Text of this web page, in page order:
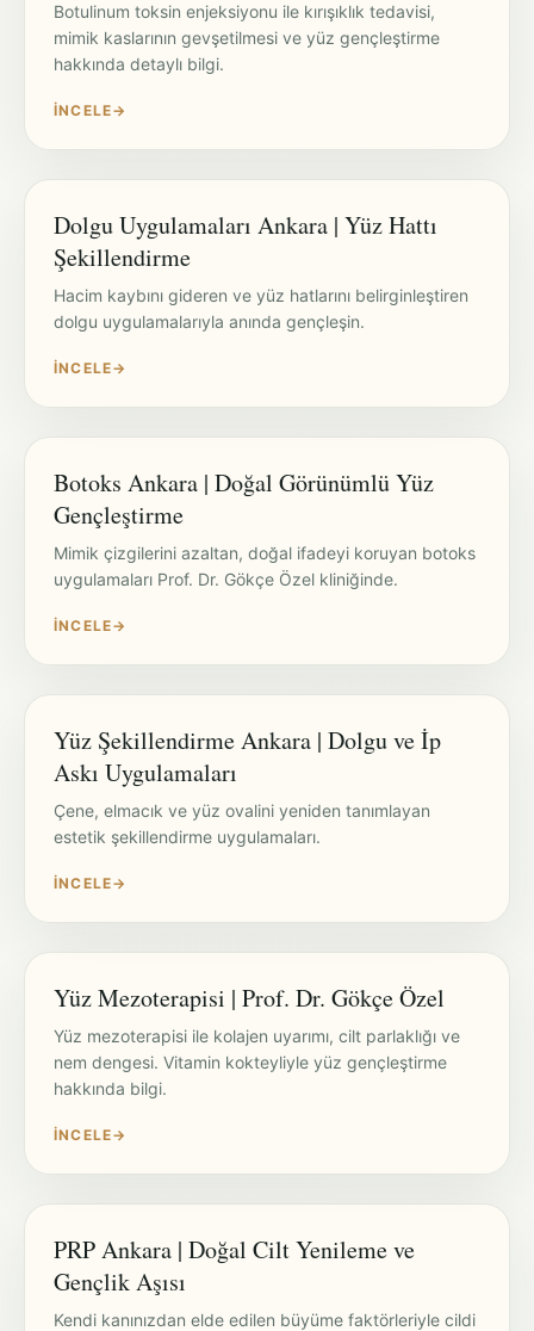
Botulinum toksin enjeksiyonu ile kırışıklık tedavisi,
mimik kaslarının gevşetilmesi ve yüz gençleştirme
hakkında detaylı bilgi.
İNCELE→
Dolgu Uygulamaları Ankara | Yüz Hattı
Şekillendirme
Hacim kaybını gideren ve yüz hatlarını belirginleştiren
dolgu uygulamalarıyla anında gençleşin.
İNCELE→
Botoks Ankara | Doğal Görünümlü Yüz
Gençleştirme
Mimik çizgilerini azaltan, doğal ifadeyi koruyan botoks
uygulamaları Prof. Dr. Gökçe Özel kliniğinde.
İNCELE→
Yüz Şekillendirme Ankara | Dolgu ve İp
Askı Uygulamaları
Çene, elmacık ve yüz ovalini yeniden tanımlayan
estetik şekillendirme uygulamaları.
İNCELE→
Yüz Mezoterapisi | Prof. Dr. Gökçe Özel
Yüz mezoterapisi ile kolajen uyarımı, cilt parlaklığı ve
nem dengesi. Vitamin kokteyliyle yüz gençleştirme
hakkında bilgi.
İNCELE→
PRP Ankara | Doğal Cilt Yenileme ve
Gençlik Aşısı
Kendi kanınızdan elde edilen büyüme faktörleriyle cildi